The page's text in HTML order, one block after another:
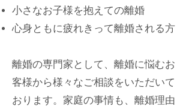
小さなお子様を抱えての離婚
心身ともに疲れきって離婚される方
離婚の専門家として、離婚に悩むお
客様から様々なご相談をいただいて
おります。家庭の事情も、離婚理由